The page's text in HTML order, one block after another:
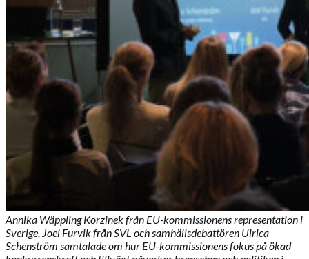
Annika Wäppling Korzinek från EU-kommissionens representation i
Sverige, Joel Furvik från SVL och samhällsdebattören Ulrica
Schenström samtalade om hur EU-kommissionens fokus på ökad